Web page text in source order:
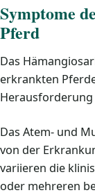
Symptome
Pferd
Das
erkrankten
Das Atem- und
von der
variieren die
oder mehreren